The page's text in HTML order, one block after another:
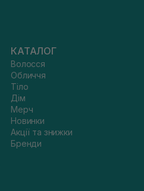
КАТАЛОГ
Волосся
Обличчя
Тіло
Дім
Мерч
Новинки
Акції та знижки
Бренди